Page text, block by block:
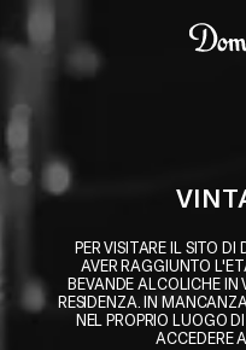
PER VISITARE IL SITO DI
AVER RAGGIUNTO
BEVANDE ALCOLICHE IN
RESIDENZA. IN
NEL PROPRIO LUOGO
ACCEDERE